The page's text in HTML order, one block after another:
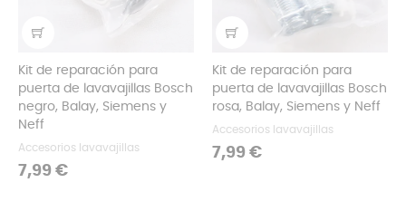
Kit de reparación para
puerta de lavavajillas Bosch
negro, Balay, Siemens y
Neff
Accesorios lavavajillas
Precio
7,99 €
Kit de reparación para
puerta de lavavajillas Bosch
rosa, Balay, Siemens y Neff
Accesorios lavavajillas
Precio
7,99 €